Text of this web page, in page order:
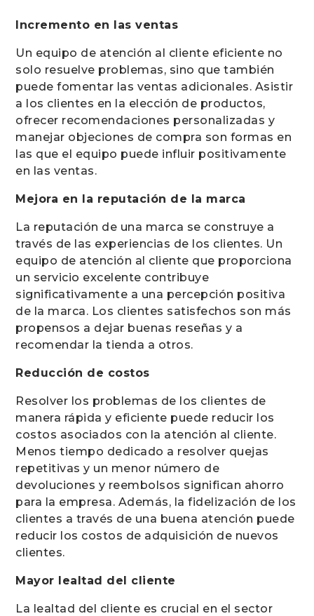
Incremento en las ventas
Un equipo de atención al cliente eficiente no
solo resuelve problemas, sino que también
puede fomentar las ventas adicionales. Asistir
a los clientes en la elección de productos,
ofrecer recomendaciones personalizadas y
manejar objeciones de compra son formas en
las que el equipo puede influir positivamente
en las ventas.
Mejora en la reputación de la marca
La reputación de una marca se construye a
través de las experiencias de los clientes. Un
equipo de atención al cliente que proporciona
un servicio excelente contribuye
significativamente a una percepción positiva
de la marca. Los clientes satisfechos son más
propensos a dejar buenas reseñas y a
recomendar la tienda a otros.
Reducción de costos
Resolver los problemas de los clientes de
manera rápida y eficiente puede reducir los
costos asociados con la atención al cliente.
Menos tiempo dedicado a resolver quejas
repetitivas y un menor número de
devoluciones y reembolsos significan ahorro
para la empresa. Además, la fidelización de los
clientes a través de una buena atención puede
reducir los costos de adquisición de nuevos
clientes.
Mayor lealtad del cliente
La lealtad del cliente es crucial en el sector